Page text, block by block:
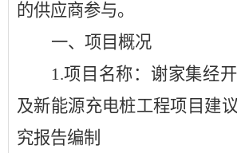
的供应商参与。
一、项目概况
1.项目名称：谢家集经
及新能源充电桩工程项目建
究报告编制